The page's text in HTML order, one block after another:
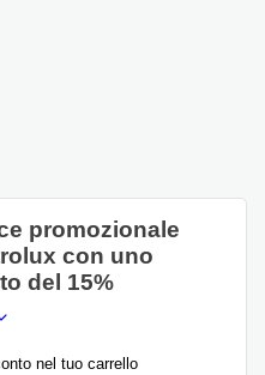
promozionale
con uno
del 15%
nel tuo carrello